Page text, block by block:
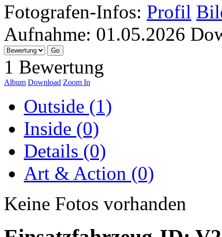
Fotografen-Infos: Profil
Aufnahme: 01.05.2026
1 Bewertung
Album Download Zoom In
Outside (1)
Inside (0)
Details (0)
Art & Action (0)
Keine Fotos vorhanden